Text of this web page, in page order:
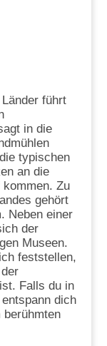
führt
in die
typischen
an die
Zu
gehört
Neben einer
der
Museen.
feststellen,
Falls du in
dich
berühmten